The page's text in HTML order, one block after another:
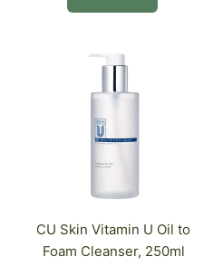
CU Skin Vitamin U Oil to
Foam Cleanser, 250ml